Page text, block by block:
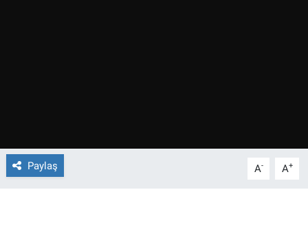
Paylaş A- A+
Forum